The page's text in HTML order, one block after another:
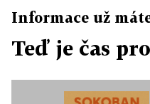
Informace už
Teď je čas